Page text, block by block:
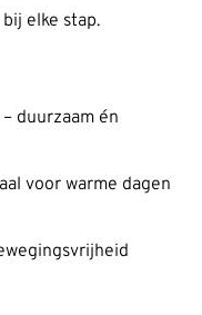
elke stap.
duurzaam én
voor warme dagen